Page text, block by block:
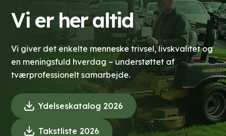
Vi er her altid
Vi giver det enkelte menneske trivsel, livskvalitet og
en meningsfuld hverdag – understøttet af
tværprofessionelt samarbejde.
Ydelseskatalog 2026
D
Takstliste 2026